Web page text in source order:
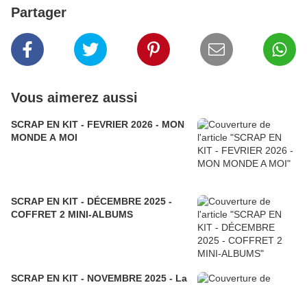
Partager
Vous aimerez aussi
SCRAP EN KIT - FEVRIER 2026 - MON
MONDE A MOI
SCRAP EN KIT - DÉCEMBRE 2025 -
COFFRET 2 MINI-ALBUMS
SCRAP EN KIT - NOVEMBRE 2025 - La